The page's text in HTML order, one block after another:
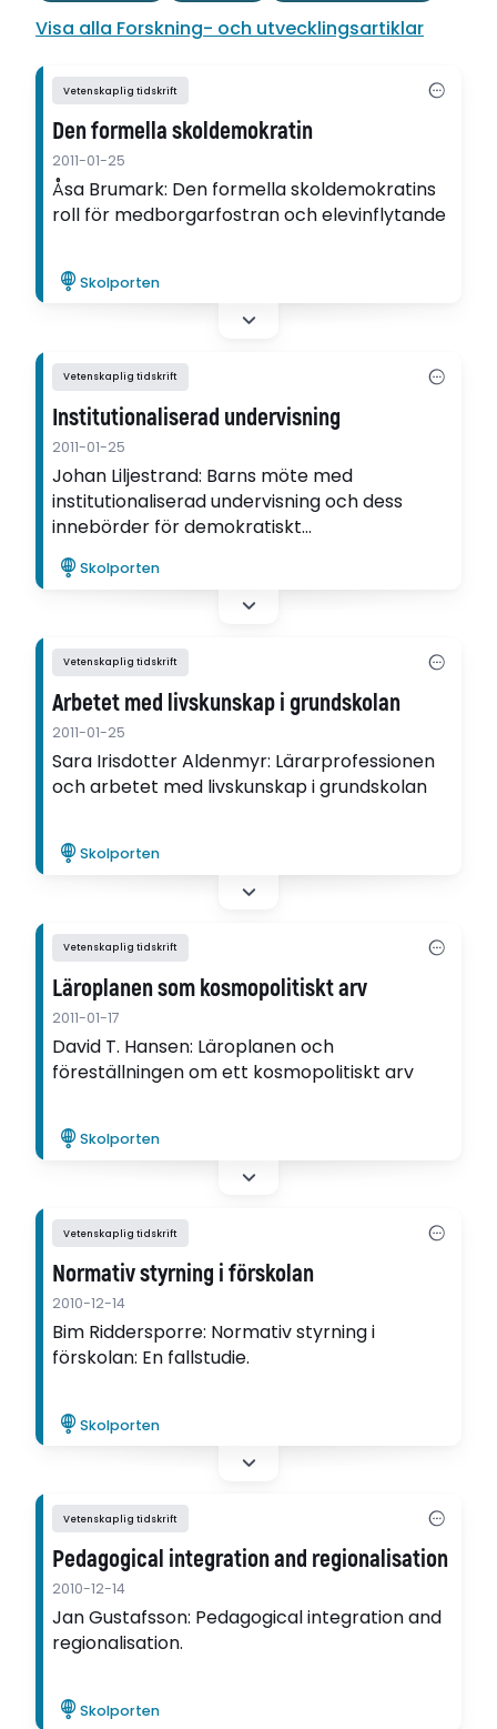
Visa alla Forskning- och utvecklingsartiklar
Vetenskaplig tidskrift
Den formella skoldemokratin
2011-01-25
Åsa Brumark: Den formella skoldemokratins
roll för medborgarfostran och elevinflytande
Skolporten
Vetenskaplig tidskrift
Institutionaliserad undervisning
2011-01-25
Johan Liljestrand: Barns möte med
institutionaliserad undervisning och dess
innebörder för demokratiskt
medborgarskap.
Skolporten
Vetenskaplig tidskrift
Arbetet med livskunskap i grundskolan
2011-01-25
Sara Irisdotter Aldenmyr: Lärarprofessionen
och arbetet med livskunskap i grundskolan
Skolporten
Vetenskaplig tidskrift
Läroplanen som kosmopolitiskt arv
2011-01-17
David T. Hansen: Läroplanen och
föreställningen om ett kosmopolitiskt arv
Skolporten
Vetenskaplig tidskrift
Normativ styrning i förskolan
2010-12-14
Bim Riddersporre: Normativ styrning i
förskolan: En fallstudie.
Skolporten
Vetenskaplig tidskrift
Pedagogical integration and regionalisation
2010-12-14
Jan Gustafsson: Pedagogical integration and
regionalisation.
Skolporten